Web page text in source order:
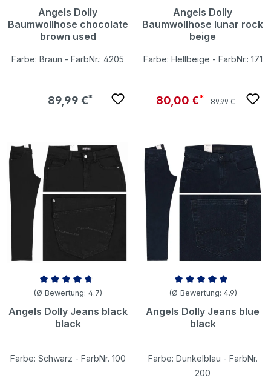
Angels Dolly
Baumwollhose chocolate
brown used
Farbe: Braun - FarbNr.: 4205
Regulärer Preis:
89,99 €
Angels Dolly
Baumwollhose lunar rock
beige
Farbe: Hellbeige - FarbNr.: 171
Verkaufspreis:
80,00 € Regulärer Preis:
89,99 €
Durchschnittliche Bewertung von 4.71 von 5 Sternen
(Ø Bewertung: 4.7)
Angels Dolly Jeans black
black
Farbe: Schwarz - FarbNr. 100
Durchschnittliche Bewertung
(Ø Bewertung: 4.9)
Angels Dolly Jeans blue
black
Farbe: Dunkelblau - FarbNr.
200